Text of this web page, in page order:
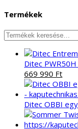
Termékek
Keresés
következőre:
Ditec
Original
price
was:
685
285 Ft.
669 990 Ft
is:
669
990
Ditec OBBI